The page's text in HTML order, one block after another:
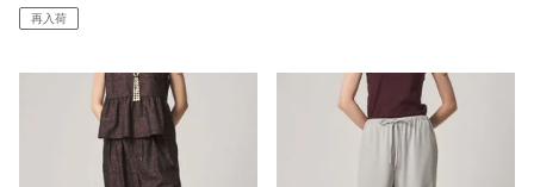
再入荷